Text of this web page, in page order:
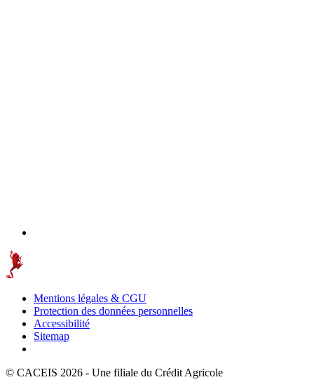
Mentions légales & CGU
Protection des données personnelles
Accessibilité
Sitemap
© CACEIS 2026 - Une filiale du Crédit Agricole